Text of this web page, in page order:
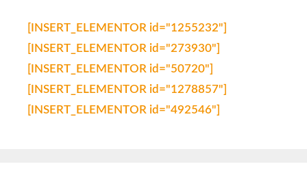
[INSERT_ELEMENTOR id="1255232"]
[INSERT_ELEMENTOR id="273930"]
[INSERT_ELEMENTOR id="50720"]
[INSERT_ELEMENTOR id="1278857"]
[INSERT_ELEMENTOR id="492546"]